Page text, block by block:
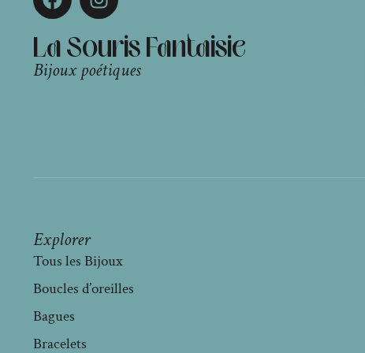
La Souris Fantaisie
Bijoux poétiques
Explorer
Tous les Bijoux
Boucles d’oreilles
Bagues
Bracelets